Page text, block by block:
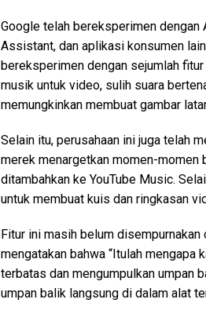
Google telah bereksperimen dengan
Assistant, dan aplikasi konsumen
bereksperimen dengan sejumlah
musik untuk video, sulih suara
memungkinkan membuat gambar
Selain itu, perusahaan ini juga telah
merek menargetkan momen-momen
ditambahkan ke YouTube Music.
untuk membuat kuis dan ringkasan
Fitur ini masih belum
mengatakan bahwa “Itulah
terbatas dan mengumpulkan umpan
umpan balik langsung di dalam alat